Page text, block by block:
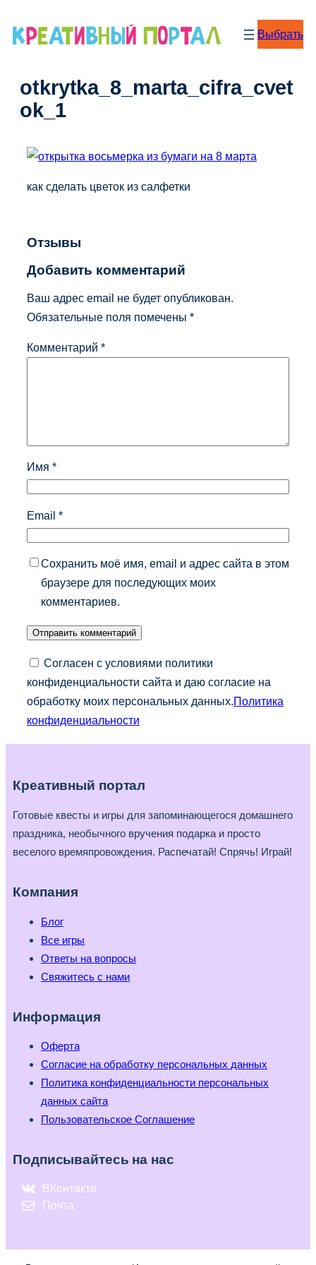
Выбрать
otkrytka_8_marta_cifra_cvet
ok_1
как сделать цветок из салфетки
Отзывы
Добавить комментарий
Ваш адрес email не будет опубликован.
Обязательные поля помечены *
Комментарий *
Имя *
Email *
Сохранить моё имя, email и адрес сайта в этом
браузере для последующих моих
комментариев.
Согласен с условиями политики
конфиденциальности сайта и даю согласие на
обработку моих персональных данных. Политика
конфиденциальности
Креативный портал
Готовые квесты и игры для запоминающегося домашнего
праздника, необычного вручения подарка и просто
веселого времяпровождения. Распечатай! Спрячь! Играй!
Компания
Блог
Все игры
Ответы на вопросы
Свяжитесь с нами
Информация
Оферта
Согласие на обработку персональных данных
Политика конфиденциальности персональных
данных сайта
Пользовательское Соглашение
Подписывайтесь на нас
ВКонтакте
Почта